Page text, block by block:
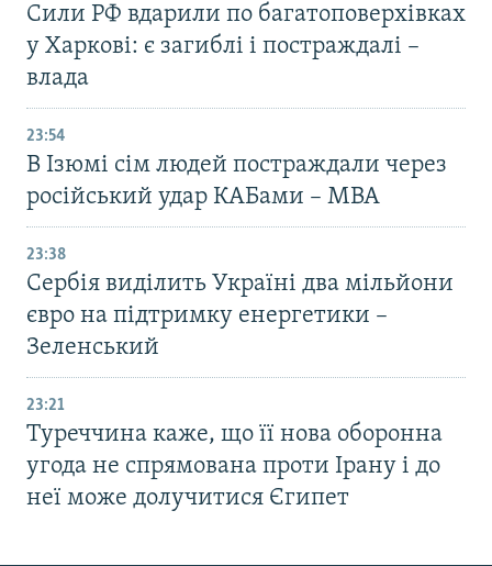
Сили РФ вдарили по багатоповерхівках
у Харкові: є загиблі і постраждалі –
влада
23:54
В Ізюмі сім людей постраждали через
російський удар КАБами – МВА
23:38
Сербія виділить Україні два мільйони
євро на підтримку енергетики –
Зеленський
23:21
Туреччина каже, що її нова оборонна
угода не спрямована проти Ірану і до
неї може долучитися Єгипет